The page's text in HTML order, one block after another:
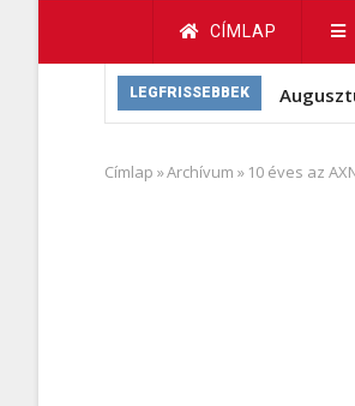
Fő
navigáció
CÍMLAP
LEGFRISSEBBEK
Morzsa
Címlap »Archívum » 10 éves az